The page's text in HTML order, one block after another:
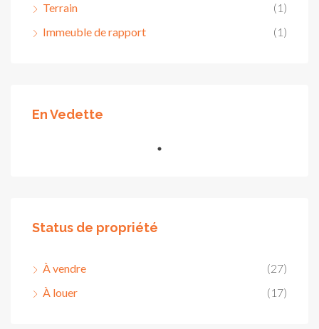
Terrain
(1)
Immeuble de rapport
(1)
En Vedette
Status de propriété
À vendre
(27)
À louer
(17)